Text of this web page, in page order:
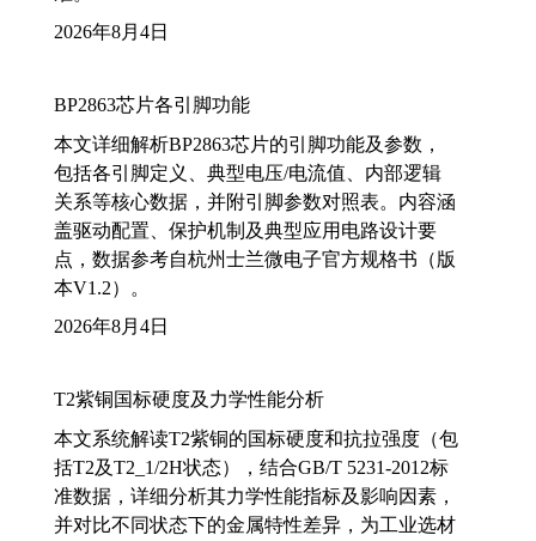
2026年8月4日
BP2863芯片各引脚功能
本文详细解析BP2863芯片的引脚功能及参数，
包括各引脚定义、典型电压/电流值、内部逻辑
关系等核心数据，并附引脚参数对照表。内容涵
盖驱动配置、保护机制及典型应用电路设计要
点，数据参考自杭州士兰微电子官方规格书（版
本V1.2）。
2026年8月4日
T2紫铜国标硬度及力学性能分析
本文系统解读T2紫铜的国标硬度和抗拉强度（包
括T2及T2_1/2H状态），结合GB/T 5231-2012标
准数据，详细分析其力学性能指标及影响因素，
并对比不同状态下的金属特性差异，为工业选材